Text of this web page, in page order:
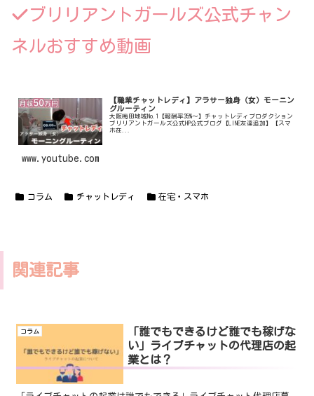
ブリリアントガールズ公式チャン
ネルおすすめ動画
【職業チャットレディ】アラサー独身（女）モーニン
グルーティン
大阪梅田地域No.1【報酬率35%〜】チャットレディプロダクション
ブリリアントガールズ公式HP公式ブログ【LINE友達追加】【スマ
ホ在...
www.youtube.com
コラム チャットレディ 在宅・スマホ
関連記事
コラム
「誰でもできるけど誰でも稼げな
い」ライブチャットの代理店の起
業とは？